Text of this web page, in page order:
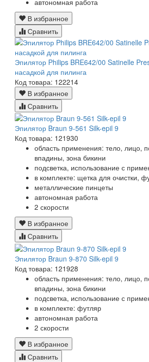
В избранное
Сравнить
Эпилятор Philips BRE642/00 Satinelle
насадкой для пилинга
Код товара: 122214
В избранное
Сравнить
Эпилятор Braun 9-561 Silk-epil 9
Код товара: 121930
область применения: тело, лицо,
впадины, зона бикини
подсветка, использование с
в комплекте: щетка для очистки,
металлические пинцеты
автономная работа
2 скорости
В избранное
Сравнить
Эпилятор Braun 9-870 Silk-epil 9
Код товара: 121928
область применения: тело, лицо,
впадины, зона бикини
подсветка, использование с
в комплекте: футляр
автономная работа
2 скорости
В избранное
Сравнить